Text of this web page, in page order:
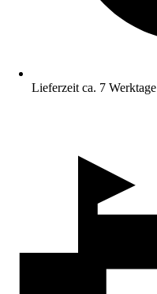
Lieferzeit ca. 7 Werktage